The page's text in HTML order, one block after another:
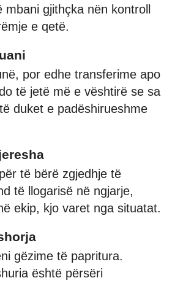
gjithçka nën kontroll
e qetë.
por edhe transferime apo
të jetë më e vështirë se sa
duket e padëshirueshme
të bërë zgjedhje të
të llogarisë në ngjarje,
ekip, kjo varet nga situatat.
gëzime të papritura.
është përsëri